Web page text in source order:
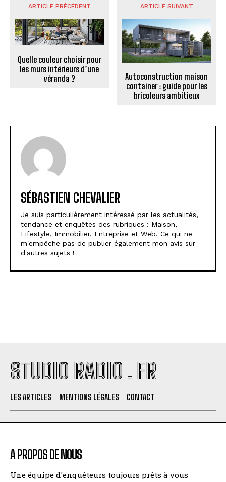
ARTICLE PRÉCÉDENT
Quelle couleur choisir pour
les murs intérieurs d’une
véranda ?
ARTICLE SUIVANT
Autoconstruction maison
container : guide pour les
bricoleurs ambitieux
SÉBASTIEN CHEVALIER
Je suis particulièrement intéressé par les actualités,
tendance et enquêtes des rubriques : Maison,
Lifestyle, Immobilier, Entreprise et Web. Ce qui ne
m'empêche pas de publier également mon avis sur
d'autres sujets !
STUDIO RADIO . FR
LES ARTICLES MENTIONS LÉGALES CONTACT
A PROPOS DE NOUS
Une équipe d'enquêteurs toujours prêts à vous